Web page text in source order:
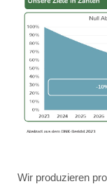
Wir produzieren